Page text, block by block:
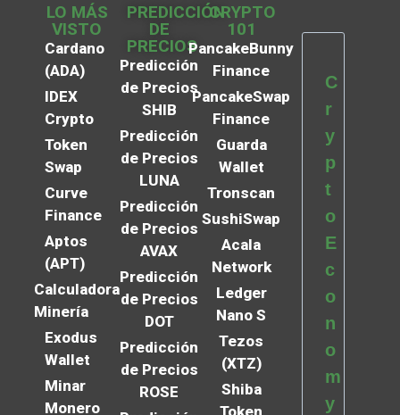
LO MÁS
VISTO
Cardano
(ADA)
IDEX
Crypto
Token
Swap
Curve
Finance
Aptos
(APT)
Calculadora
Minería
Exodus
Wallet
Minar
Monero
PREDICCIÓN
DE
PRECIOS
Predicción
de Precios
SHIB
Predicción
de Precios
LUNA
Predicción
de Precios
AVAX
Predicción
de Precios
DOT
Predicción
de Precios
ROSE
CRYPTO
101
PancakeBunny
Finance
PancakeSwap
Finance
Guarda
Wallet
Tronscan
SushiSwap
Acala
Network
Ledger
Nano S
Tezos
(XTZ)
Shiba
Token
C
r
y
p
t
o
E
c
o
n
o
m
y